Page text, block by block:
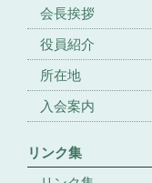
会長挨拶
役員紹介
所在地
入会案内
リンク集